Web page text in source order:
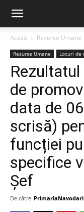
Acasă Resurse Umane
Resurse Umane Locuri de
de
data de
scrisă)
funcției
specifice
Șef
De către PrimariaNavodari